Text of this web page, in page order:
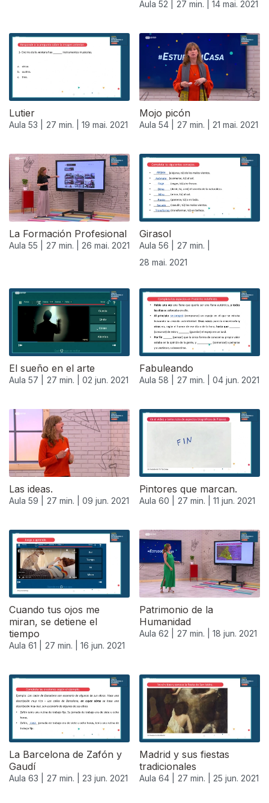
Aula 52 | 27 min. | 14 mai. 2021
Lutier
Aula 53 | 27 min. | 19 mai. 2021
Mojo picón
Aula 54 | 27 min. | 21 mai. 2021
La Formación Profesional
Aula 55 | 27 min. | 26 mai. 2021
Girasol
Aula 56 |
27 min. |
28 mai. 2021
El sueño en el arte
Aula 57 | 27 min. | 02 jun. 2021
Fabuleando
Aula 58 | 27 min. | 04 jun. 2021
Las ideas.
Aula 59 | 27 min. | 09 jun. 2021
Pintores que marcan.
Aula 60 | 27 min. | 11 jun. 2021
550560
Cuando tus ojos me
miran, se detiene el
tiempo
Aula 61 | 27 min. | 16 jun. 2021
Patrimonio de la
Humanidad
Aula 62 | 27 min. | 18 jun. 2021
La Barcelona de Zafón y
Gaudí
Aula 63 | 27 min. | 23 jun. 2021
Madrid y sus fiestas
tradicionales
Aula 64 | 27 min. | 25 jun. 2021